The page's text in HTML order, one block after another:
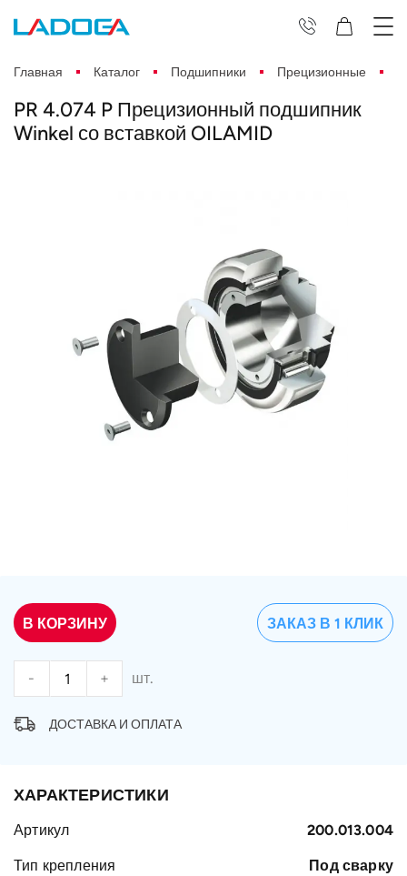
Главная Каталог Подшипники Прецизионные
PR 4.074 P Прецизионный подшипник
Winkel со вставкой OILAMID
В КОРЗИНУ
- + шт.
ЗАКАЗ В 1 КЛИК
ДОСТАВКА И ОПЛАТА
ХАРАКТЕРИСТИКИ
Артикул 200.013.004
Тип крепления Под сварку